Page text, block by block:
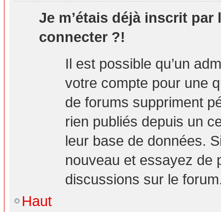
Je m’étais déjà inscrit
connecter ?!
Il est possible qu’un
votre compte pour une
de forums suppriment
rien publiés depuis un
leur base de données.
nouveau et essayez de
discussions sur le
Haut